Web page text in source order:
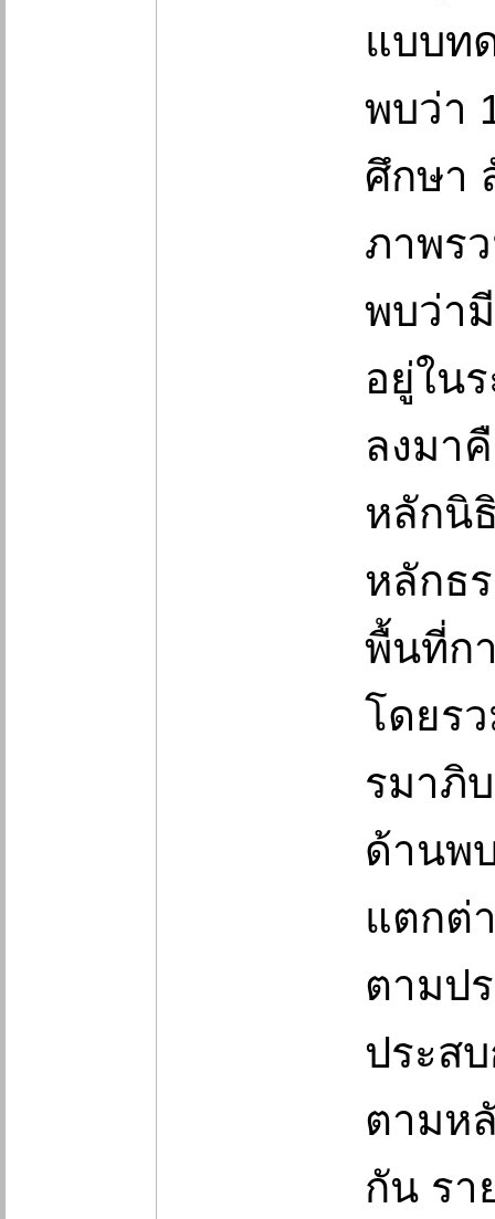
แบบท
พบว่า
ศึกษา
ภาพร
พบว่า
อยู่ใน
ลงมา
หลักนิ
หลักธ
พื้นที่ก
โดยร
รมาภิ
ด้านพ
แตกต่
ตามป
ประส
ตามห
กัน ร